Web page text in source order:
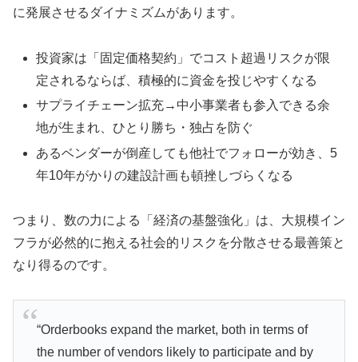
に発展させるダイナミズムがあります。
投資家は「固定価格契約」でコスト超過リスクが限
定されるならば、積極的に資金を投じやすくなる
サプライチェーン拡充→中小事業者も参入できる余
地が生まれ、ひとり勝ち・独占を防ぐ
あるベンダーが倒産しても他社でフォローが効き、5
年10年がかりの建設計画も頓挫しづらくなる
つまり、数の力による「経済の基盤強化」は、大規模イン
フラが必然的に抱える社会的リスクを分散させる最善策と
なり得るのです。
“Orderbooks expand the market, both in terms of
the number of vendors likely to participate and by